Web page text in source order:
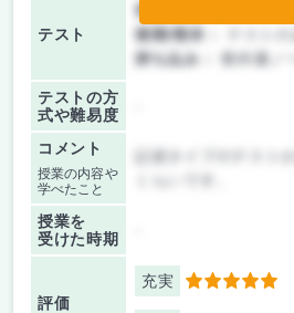
テスト
前期/中間：
後期/期末：
持ち込み：
教科書ノ
テストの方
式や難易度
コメント
授業の内容や
学べたこと
記述タイプのテスト
授業を
受けた時期
評価
充実 5